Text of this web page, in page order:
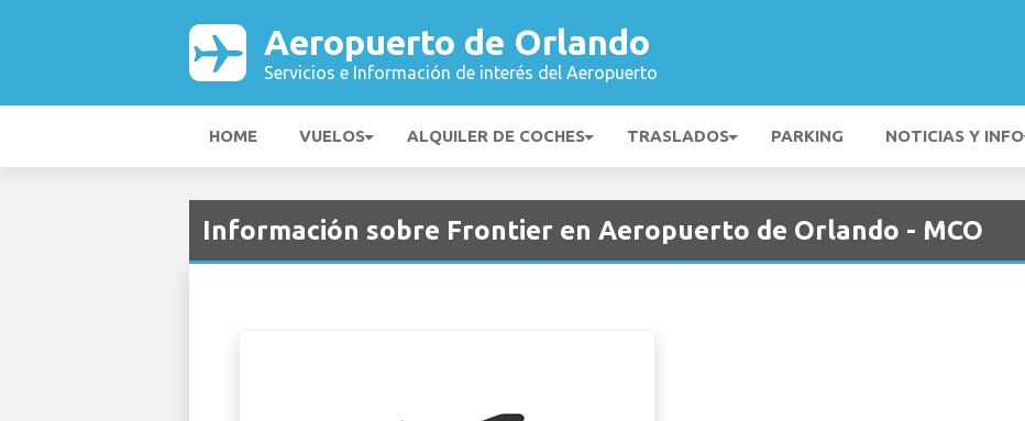
Aeropuerto de Orlando
Servicios e Información de interés del Aeropuerto
HOME VUELOS ALQUILER DE COCHES TRASLADOS PARKING NOTICIAS Y INFO
Información sobre Frontier en Aeropuerto de Orlando - MCO